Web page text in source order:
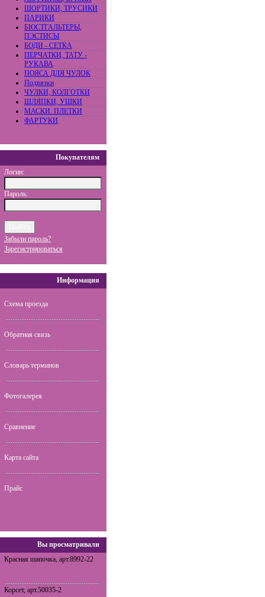
ШОРТИКИ, ТРУСИКИ
ПАРИКИ
БЮСТГАЛЬТЕРЫ,
ПЭСТИСЫ
БОДИ - СЕТКА
ПЕРЧАТКИ, ТАТУ -
РУКАВА
ПОЯСА ДЛЯ ЧУЛОК
Подвязки
ЧУЛКИ, КОЛГОТКИ
ШЛЯПКИ, УШКИ
МАСКИ. ПЛЕТКИ
ФАРТУКИ
Покупателям
Логин:
Пароль:
Забыли пароль?
Зарегистрироваться
Информация
Схема проезда
Обратная связь
Словарь терминов
Фотогалерея
Сравнение
Карта сайта
Прайс
Вы просматривали
Красная шапочка, арт.8992-22
Корсет, арт.50035-2